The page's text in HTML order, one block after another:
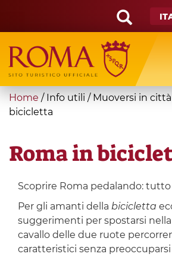
main
content
Search
form
Cerca
You
are
Home / Info utili / Muoversi in città
bicicletta
Roma in
Scoprire Roma pedalando:
Per gli amanti della bicicletta
suggerimenti per spostarsi
cavallo delle due ruote
caratteristici senza